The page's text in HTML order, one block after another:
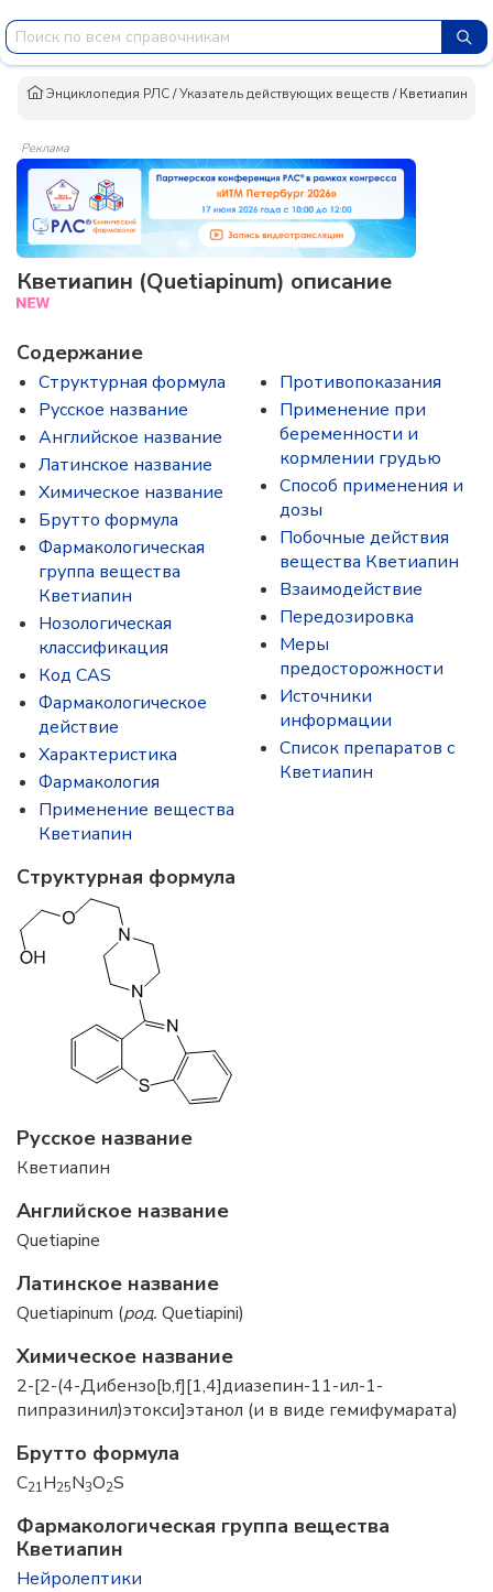
Энциклопедия РЛС/Указатель действующих веществ /Кветиапин
Реклама
Кветиапин (Quetiapinum) описание
Содержание
Структурная формула
Русское название
Английское название
Латинское название
Химическое название
Брутто формула
Фармакологическая
группа вещества
Кветиапин
Нозологическая
классификация
Код CAS
Фармакологическое
действие
Характеристика
Фармакология
Применение вещества
Кветиапин
Противопоказания
Применение при
беременности и
кормлении грудью
Способ применения и
дозы
Побочные действия
вещества Кветиапин
Взаимодействие
Передозировка
Меры
предосторожности
Источники
информации
Список препаратов с
Кветиапин
Структурная формула
Русское название
Кветиапин
Английское название
Quetiapine
Латинское название
Quetiapinum (род. Quetiapini)
Химическое название
2-[2-(4-Дибензо[b,f][1,4]диазепин-11-ил-1-
пипразинил)этокси]этанол (и в виде гемифумарата)
Брутто формула
C21H25N3O2S
Фармакологическая группа вещества
Кветиапин
Нейролептики